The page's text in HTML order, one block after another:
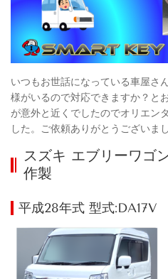
いつもお世話になっている車屋さ
様がいるので対応できますか？と
が意外と近くでしたのでオリエン
した。ご依頼ありがとうございま
スズキ エブリーワゴ
作製
平成28年式 型式:DA17V